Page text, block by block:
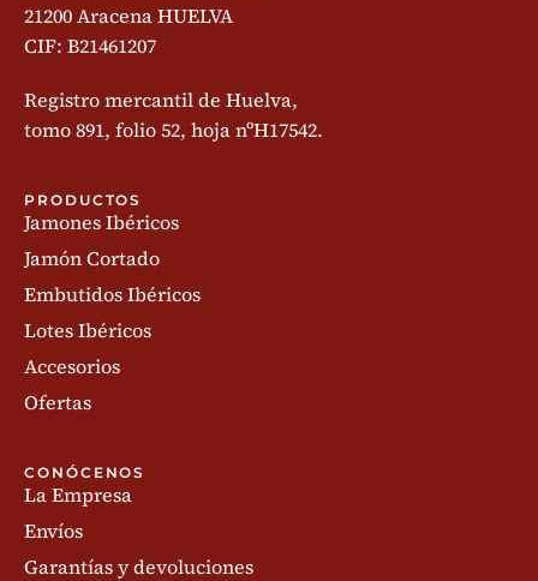
21200 Aracena HUELVA
CIF: B21461207
Registro mercantil de Huelva,
tomo 891, folio 52, hoja nºH17542.
PRODUCTOS
Jamones Ibéricos
Jamón Cortado
Embutidos Ibéricos
Lotes Ibéricos
Accesorios
Ofertas
CONÓCENOS
La Empresa
Envíos
Garantías y devoluciones